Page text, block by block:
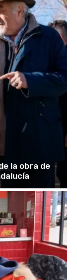
la obra de